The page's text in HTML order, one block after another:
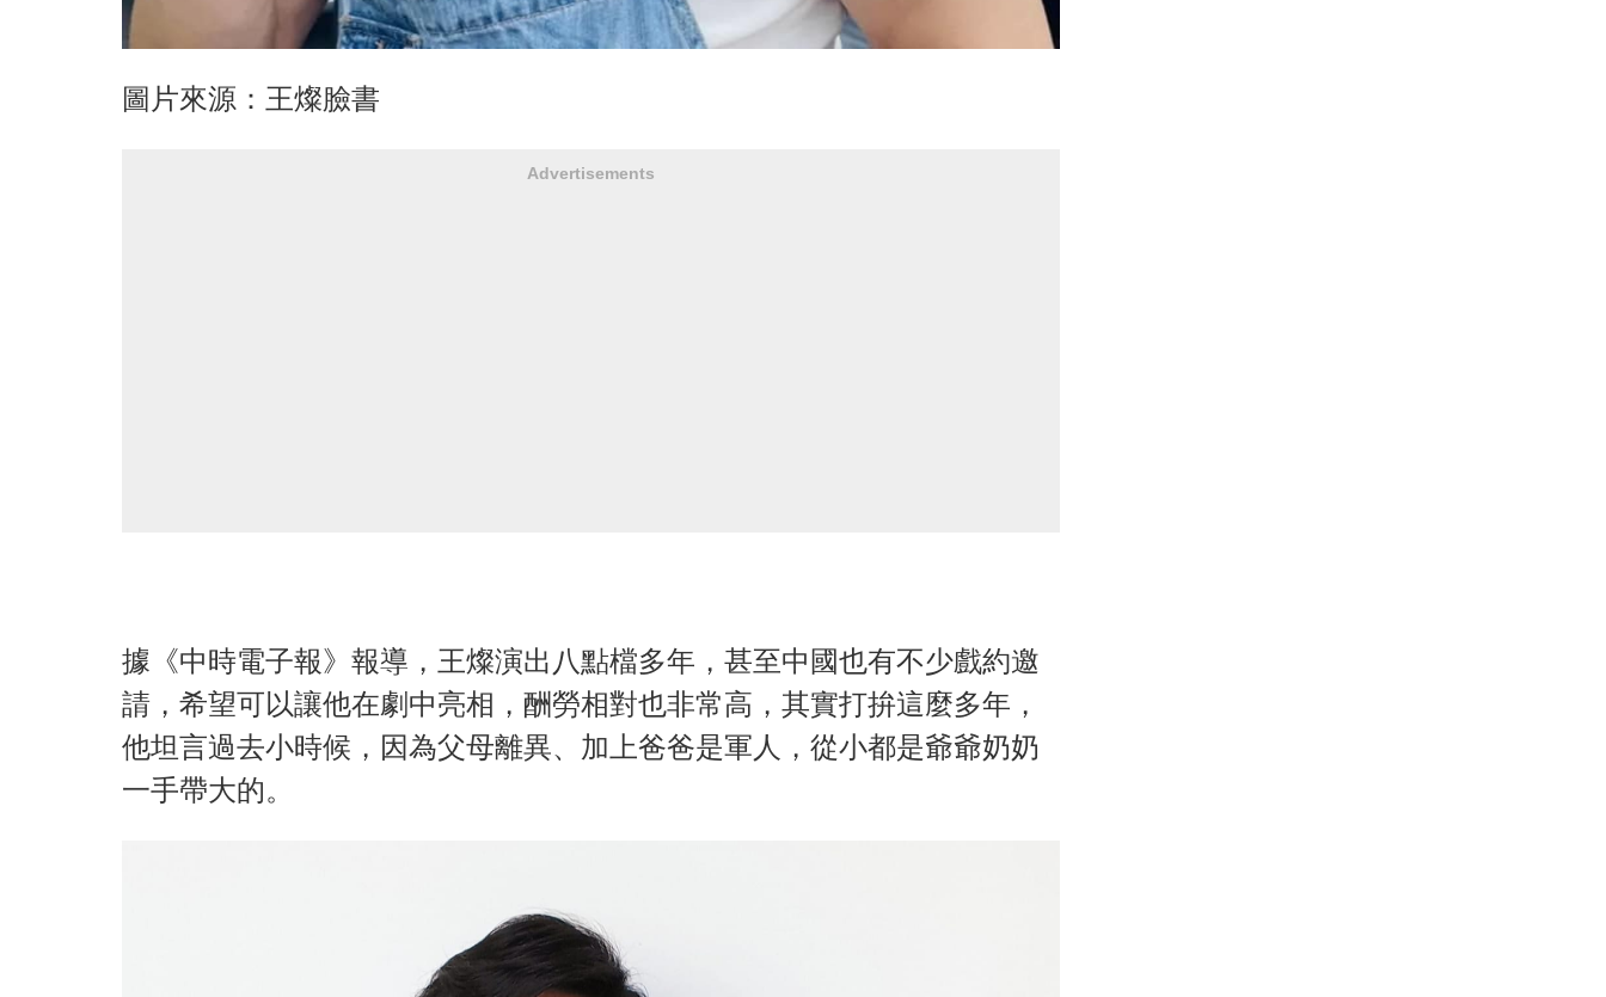
圖片來源：王燦臉書
Advertisements
據《中時電子報》報導，王燦演出八點檔多年，甚至中國也有不少戲約邀
請，希望可以讓他在劇中亮相，酬勞相對也非常高，其實打拚這麼多年，
他坦言過去小時候，因為父母離異、加上爸爸是軍人，從小都是爺爺奶奶
一手帶大的。